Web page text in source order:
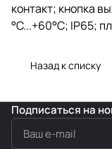
контакт; кнопка
°C...+60°C; IP65;
Назад к списку
Подписаться на